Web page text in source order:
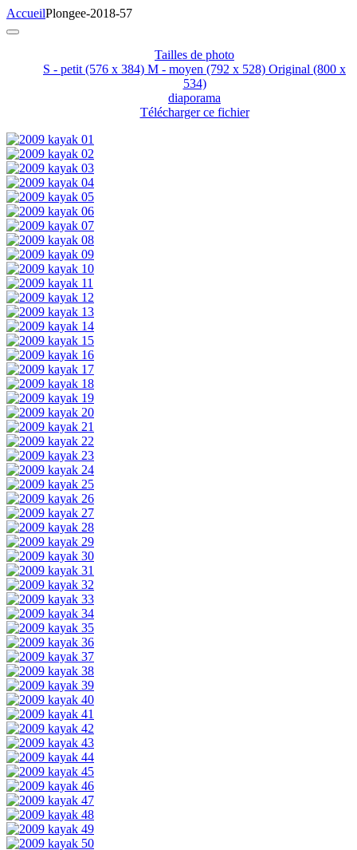
AccueilPlongee-2018-57
Tailles de photo
S - petit (576 x 384) M - moyen (792 x 528) Original (800 x
534)
diaporama
Télécharger ce fichier